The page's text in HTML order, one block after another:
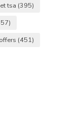
tsa (395)
(451)